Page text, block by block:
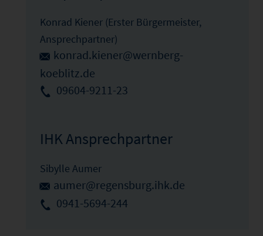
Konrad Kiener (Erster Bürgermeister,
Ansprechpartner)
konrad.kiener@wernberg-
koeblitz.de
09604-9211-23
IHK Ansprechpartner
Sibylle Aumer
aumer@regensburg.ihk.de
0941-5694-244